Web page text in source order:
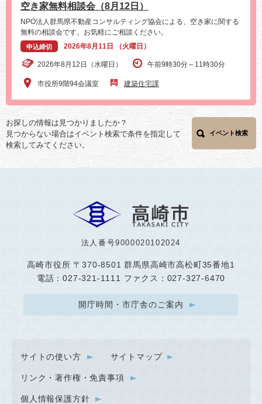
空き家無料相談会（8月12日）
NPO法人群馬県不動産コンサルティング協会による、空き家に関する
無料の相談会です。お気軽にご相談ください。
申込締切 2026年8月11日 （火曜日）
2026年8月12日（水曜日） 午前9時30分～11時30分
市役所9階94会議室 建築住宅課
お探しの情報は見つかりましたか？
見つからない場合はイベント検索で条件を指定して
検索してみてください。
イベント検索
法人番号9000020102024
高崎市役所 〒370-8501 群馬県高崎市高松町35番地1
電話：027-321-1111 ファクス：027-327-6470
開庁時間・市庁舎のご案内
サイトの使い方 サイトマップ
リンク・著作権・免責事項
個人情報保護方針